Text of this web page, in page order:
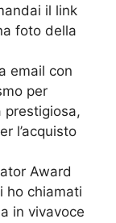
il link
foto della
email con
per
prestigiosa,
l’acquisto
Award
ho chiamati
in vivavoce